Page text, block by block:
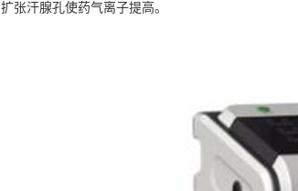
扩张汗腺孔使药气离子提高。